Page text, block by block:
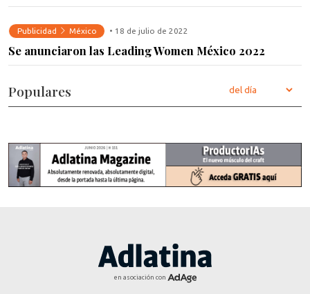
Publicidad México • 18 de julio de 2022
Se anunciaron las Leading Women México 2022
Populares
en asociación con